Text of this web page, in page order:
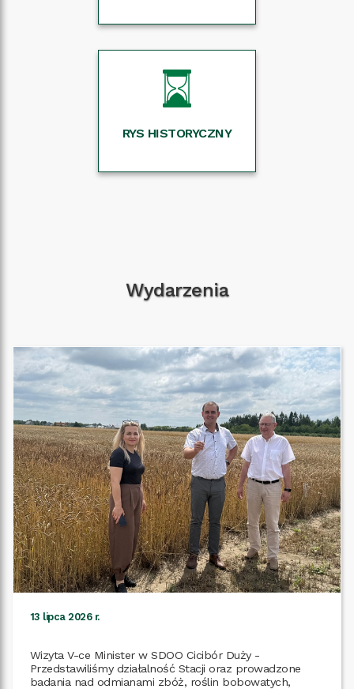
RYS HISTORYCZNY
Wydarzenia
13 lipca 2026 r.
Wizyta V-ce Minister w SDOO Cicibór Duży -
Przedstawiliśmy działalność Stacji oraz prowadzone
badania nad odmianami zbóż, roślin bobowatych,